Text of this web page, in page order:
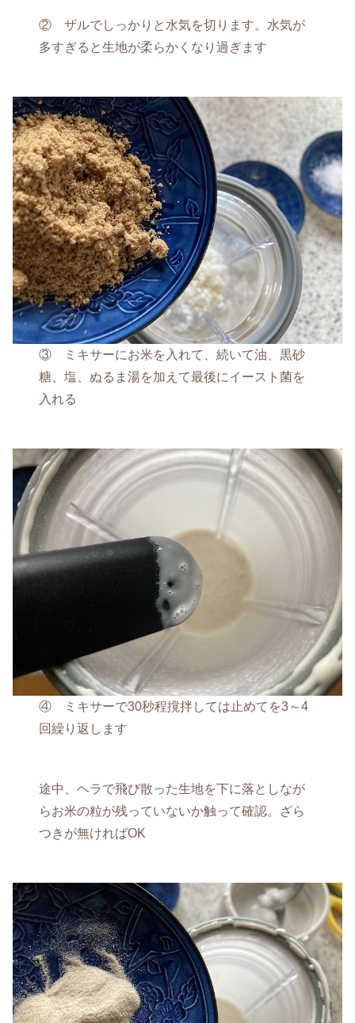
② ザルでしっかりと水気を切ります。水気が
多すぎると生地が柔らかくなり過ぎます
③ ミキサーにお米を入れて、続いて油、黒砂
糖、塩、ぬるま湯を加えて最後にイースト菌を
入れる
④ ミキサーで30秒程撹拌しては止めてを3～4
回繰り返します
途中、ヘラで飛び散った生地を下に落としなが
らお米の粒が残っていないか触って確認。ざら
つきが無ければOK